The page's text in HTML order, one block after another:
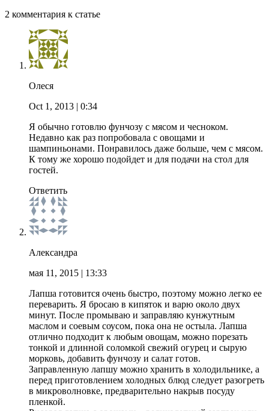
2 комментария к статье
Олеся
Oct 1, 2013 | 0:34
Я обычно готовлю фунчозу с мясом и чесноком.
Недавно как раз попробовала с овощами и
шампиньонами. Понравилось даже больше, чем с мясом.
К тому же хорошо подойдет и для подачи на стол для
гостей.
Ответить
Александра
мая 11, 2015 | 13:33
Лапша готовится очень быстро, поэтому можно легко ее
переварить. Я бросаю в кипяток и варю около двух
минут. После промываю и заправляю кунжутным
маслом и соевым соусом, пока она не остыла. Лапша
отлично подходит к любым овощам, можно порезать
тонкой и длинной соломкой свежий огурец и сырую
морковь, добавить фунчозу и салат готов.
Заправленную лапшу можно хранить в холодильнике, а
перед приготовлением холодных блюд следует разогреть
в микроволновке, предварительно накрыв посуду
пленкой.